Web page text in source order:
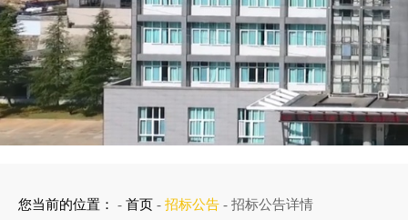
您当前的位置： - 首页 - 招标公告 - 招标公告详情